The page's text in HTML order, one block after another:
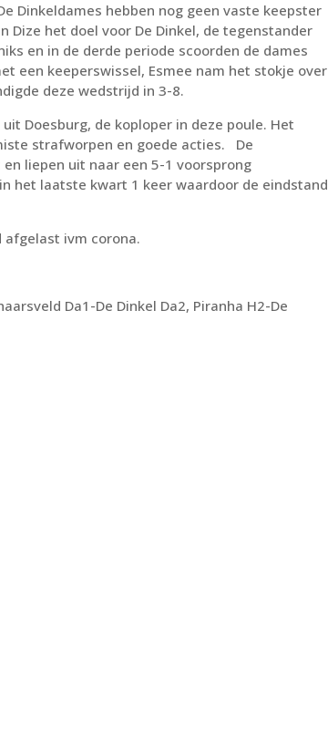
Dinkeldames hebben nog geen vaste keepster
Dize het doel voor De Dinkel, de tegenstander
en in de derde periode scoorden de dames
een keeperswissel, Esmee nam het stokje over
deze wedstrijd in 3-8.
Doesburg, de koploper in deze poule. Het
strafworpen en goede acties. De
liepen uit naar een 5-1 voorsprong
het laatste kwart 1 keer waardoor de eindstand
afgelast ivm corona.
Da1-De Dinkel Da2, Piranha H2-De